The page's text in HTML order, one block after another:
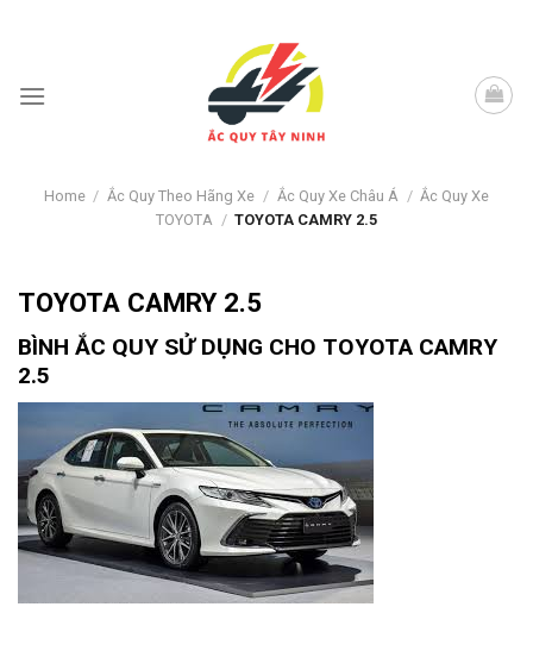
Home / Ắc Quy Theo Hãng Xe / Ắc Quy Xe Châu Á / Ắc Quy Xe
TOYOTA / TOYOTA CAMRY 2.5
TOYOTA CAMRY 2.5
BÌNH ẮC QUY SỬ DỤNG CHO TOYOTA CAMRY
2.5